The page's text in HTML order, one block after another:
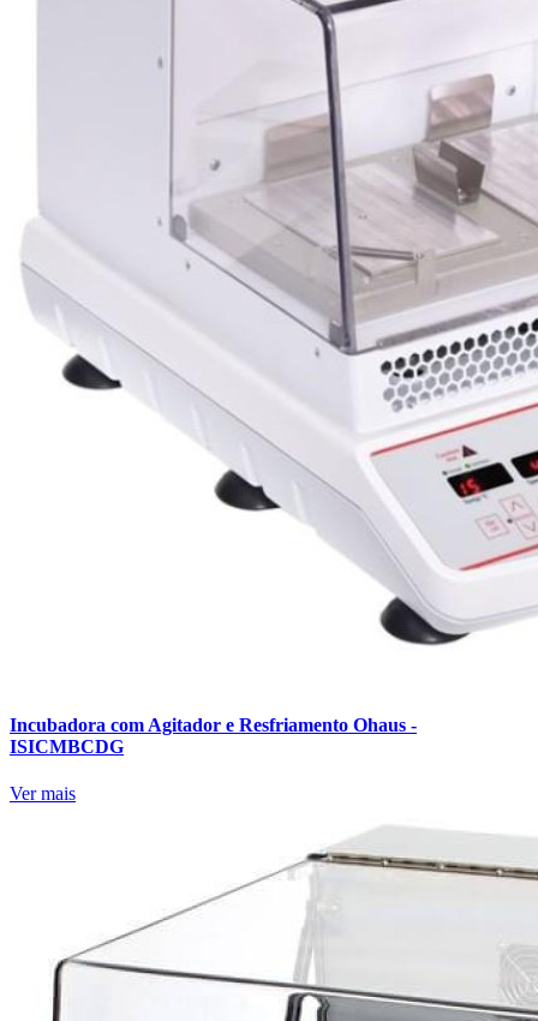
Incubadora com Agitador e Resfriamento Ohaus -
ISICMBCDG
Ver mais